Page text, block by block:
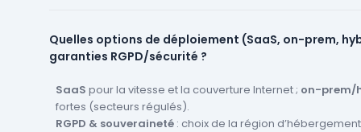
d’exposition.
Quelles options de déploiement (SaaS, on-prem,
garanties RGPD/sécurité ?
SaaS pour la vitesse et la couverture Internet ; on-prem/
fortes (secteurs régulés).
RGPD & souveraineté: choix de la région